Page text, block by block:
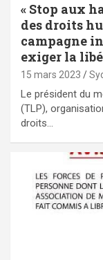
« Stop aux
des droits
campagne
exiger la
15 mars 2023
Le président du
(TLP),
droits…